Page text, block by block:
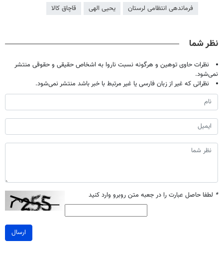
فرماندهی انتظامی لرستان یحیی الهی قاچاق کالا
نظر شما
نظرات حاوی توهین و هرگونه نسبت ناروا به اشخاص حقیقی و حقوقی منتشر
نمی‌شود.
نظراتی که غیر از زبان فارسی یا غیر مرتبط با خبر باشد منتشر نمی‌شود.
* لطفا حاصل عبارت را در جعبه متن روبرو وارد کنید
ارسال